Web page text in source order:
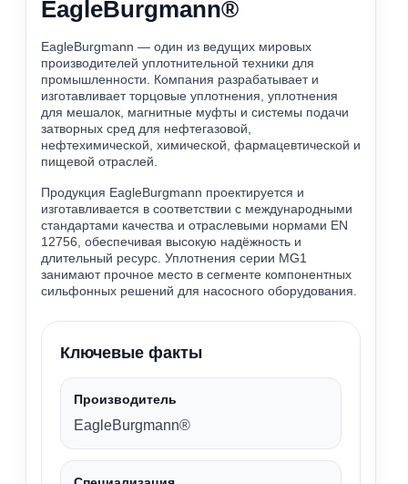
инженеры подберут оптимальное
исполнение — оригинальное или аналог.
EagleBurgmann®
EagleBurgmann — один из ведущих мировых
производителей уплотнительной техники для
промышленности. Компания разрабатывает и
изготавливает торцовые уплотнения, уплотнения
для мешалок, магнитные муфты и системы подачи
затворных сред для нефтегазовой,
нефтехимической, химической, фармацевтической и
пищевой отраслей.
Продукция EagleBurgmann проектируется и
изготавливается в соответствии с международными
стандартами качества и отраслевыми нормами EN
12756, обеспечивая высокую надёжность и
длительный ресурс. Уплотнения серии MG1
занимают прочное место в сегменте компонентных
сильфонных решений для насосного оборудования.
Ключевые факты
Производитель
EagleBurgmann®